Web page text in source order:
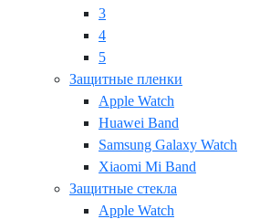
3
4
5
Защитные пленки
Apple Watch
Huawei Band
Samsung Galaxy Watch
Xiaomi Mi Band
Защитные стекла
Apple Watch